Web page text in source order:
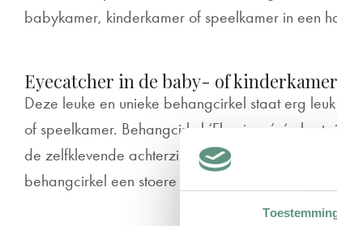
babykamer, kinderkamer of speelkamer in een
Eyecatcher in de baby- of kinderkamer
Deze leuke en unieke behangcirkel staat erg
of speelkamer. Behangcirkel ‘Flamingo’s ‘
de zelfklevende achterzijde. Door de matte
behangcirkel een stoere look. Wedden dat het